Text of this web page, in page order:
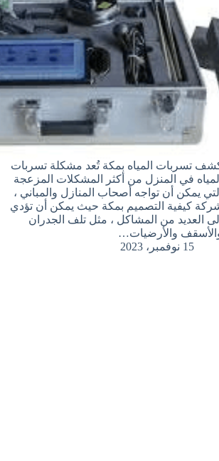
تسربات المياه بمكة تُعد مشكلة تسربات
المياه في المنزل من أكثر المشكلات المزعجة
التي يمكن أن تواجه أصحاب المنازل والمباني ،
كيفية التصميم بمكة حيث يمكن أن تؤدي
إلى العديد من المشاكل ، مثل تلف الجدران
والأرضيات…
15 نوفمبر، 2023